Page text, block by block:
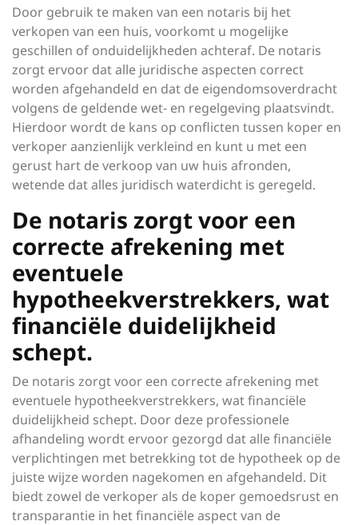
Door gebruik te maken van een notaris bij het
verkopen van een huis, voorkomt u mogelijke
geschillen of onduidelijkheden achteraf. De notaris
zorgt ervoor dat alle juridische aspecten correct
worden afgehandeld en dat de eigendomsoverdracht
volgens de geldende wet- en regelgeving plaatsvindt.
Hierdoor wordt de kans op conflicten tussen koper en
verkoper aanzienlijk verkleind en kunt u met een
gerust hart de verkoop van uw huis afronden,
wetende dat alles juridisch waterdicht is geregeld.
De notaris zorgt voor een
correcte afrekening met
eventuele
hypotheekverstrekkers, wat
financiële duidelijkheid
schept.
De notaris zorgt voor een correcte afrekening met
eventuele hypotheekverstrekkers, wat financiële
duidelijkheid schept. Door deze professionele
afhandeling wordt ervoor gezorgd dat alle financiële
verplichtingen met betrekking tot de hypotheek op de
juiste wijze worden nagekomen en afgehandeld. Dit
biedt zowel de verkoper als de koper gemoedsrust en
transparantie in het financiële aspect van de